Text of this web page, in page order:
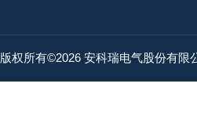
版权所有©2026 安科瑞电气股份有限